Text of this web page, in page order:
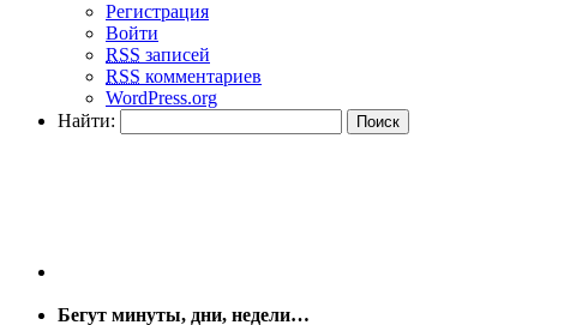
Регистрация
Войти
RSS записей
RSS комментариев
WordPress.org
Найти:
Бегут минуты, дни, недели…